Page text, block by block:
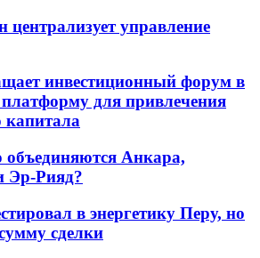
централизует управление
инвестиционный форум в
для привлечения
капитала
объединяются Анкара,
Эр-Рияд?
в энергетику Перу, но
сделки